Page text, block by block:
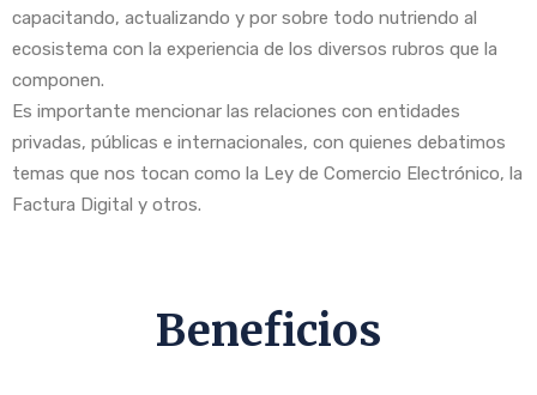
capacitando, actualizando y por sobre todo nutriendo al
ecosistema con la experiencia de los diversos rubros que la
componen.
Es importante mencionar las relaciones con entidades
privadas, públicas e internacionales, con quienes debatimos
temas que nos tocan como la Ley de Comercio Electrónico, la
Factura Digital y otros.
Beneficios